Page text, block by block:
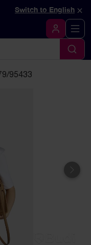
sida
Switch to English ×
Logga in
Sök
95433